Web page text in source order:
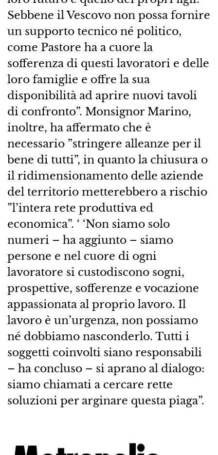
Sebbene il Vescovo non possa fornire
un supporto tecnico né politico,
come Pastore ha a cuore la
sofferenza di questi lavoratori e delle
loro famiglie e offre la sua
disponibilità ad aprire nuovi tavoli
di confronto”. Monsignor Marino,
inoltre, ha affermato che è
necessario ”stringere alleanze per il
bene di tutti”, in quanto la chiusura o
il ridimensionamento delle aziende
del territorio metterebbero a rischio
”l’intera rete produttiva ed
economica”. ‘ ‘Non siamo solo
numeri – ha aggiunto – siamo
persone e nel cuore di ogni
lavoratore si custodiscono sogni,
prospettive, sofferenze e vocazione
appassionata al proprio lavoro. Il
lavoro è un’urgenza, non possiamo
né dobbiamo nasconderlo. Tutti i
soggetti coinvolti siano responsabili
– ha concluso – si aprano al dialogo:
siamo chiamati a cercare rette
soluzioni per arginare questa piaga”.